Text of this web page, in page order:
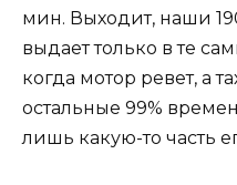
мин. Выходит, наши
выдает только в те
когда мотор ревет, а
остальные 99%
лишь какую-то часть